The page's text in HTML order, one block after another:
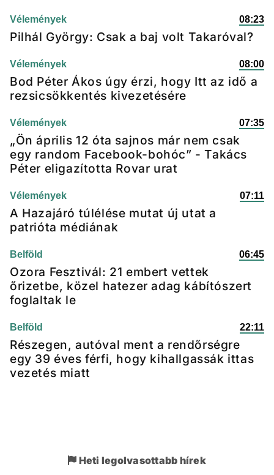
Vélemények 08:23
Pilhál György: Csak a baj volt Takaróval?
Vélemények 08:00
Bod Péter Ákos úgy érzi, hogy Itt az idő a
rezsicsökkentés kivezetésére
Vélemények 07:35
„Ön április 12 óta sajnos már nem csak
egy random Facebook-bohóc” - Takács
Péter eligazította Rovar urat
Vélemények 07:11
A Hazajáró túlélése mutat új utat a
patrióta médiának
Belföld 06:45
Ozora Fesztivál: 21 embert vettek
őrizetbe, közel hatezer adag kábítószert
foglaltak le
Belföld 22:11
Részegen, autóval ment a rendőrségre
egy 39 éves férfi, hogy kihallgassák ittas
vezetés miatt
Heti legolvasottabb hírek